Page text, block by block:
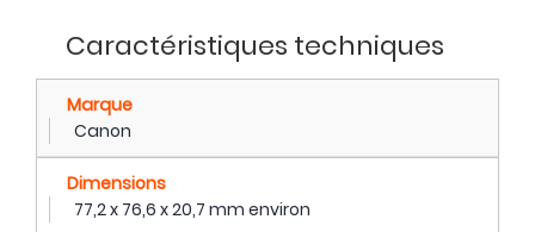
Caractéristiques techniques
Marque
Canon
Dimensions
77,2 x 76,6 x 20,7 mm environ